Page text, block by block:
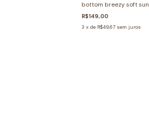
bottom breezy soft sun
R$149,00
3 x de R$49,67 sem juros